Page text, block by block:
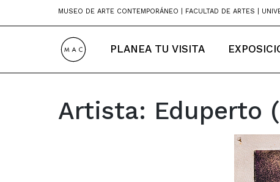
MUSEO DE ARTE CONTEMPORÁNEO | FACULTAD DE ARTES |
PLANEA TU VISITA
Artista: Eduperto